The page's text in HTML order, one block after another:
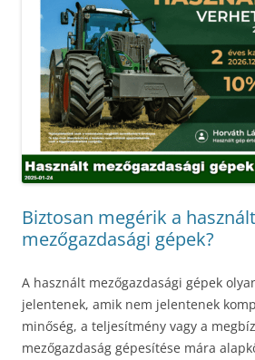
Biztosan megérik a használt
mezőgazdasági gépek?
A használt mezőgazdasági gépek
jelentenek, amik nem jelentenek
minőség, a teljesítmény vagy a
mezőgazdaság gépesítése mára